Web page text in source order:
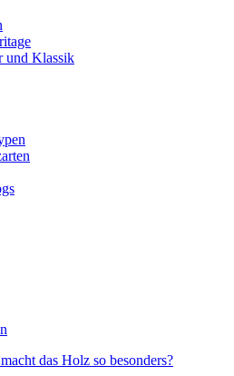
und Klassik
das Holz so besonders?